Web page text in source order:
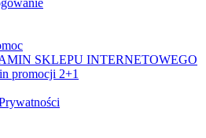
SKLEPU INTERNETOWEGO
promocji 2+1